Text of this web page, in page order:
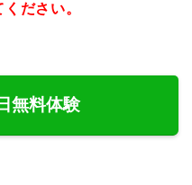
ださい。
無料体験